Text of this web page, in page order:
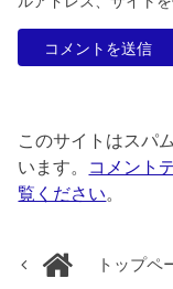
このサイトはスパ
います。 コメント
覧ください。
トップペ